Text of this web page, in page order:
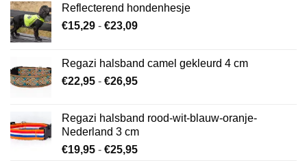
Reflecterend hondenhesje
€15,29 - €23,09Prijsklasse:
€23,09
Regazi halsband camel gekleurd 4 cm
€22,95 - €26,95Prijsklasse:
€26,95
Regazi halsband rood-wit-blauw-oranje-
Nederland 3 cm
€19,95 - €25,95Prijsklasse: